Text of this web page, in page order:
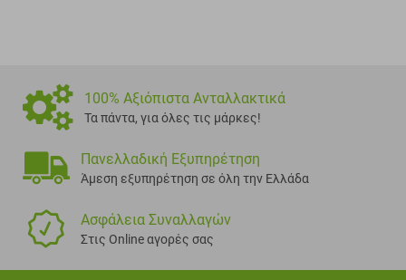
100% Αξιόπιστα Ανταλλακτικά
Τα πάντα, για όλες τις μάρκες!
Πανελλαδική Εξυπηρέτηση
Άμεση εξυπηρέτηση σε όλη την Ελλάδα
Ασφάλεια Συναλλαγών
Στις Online αγορές σας